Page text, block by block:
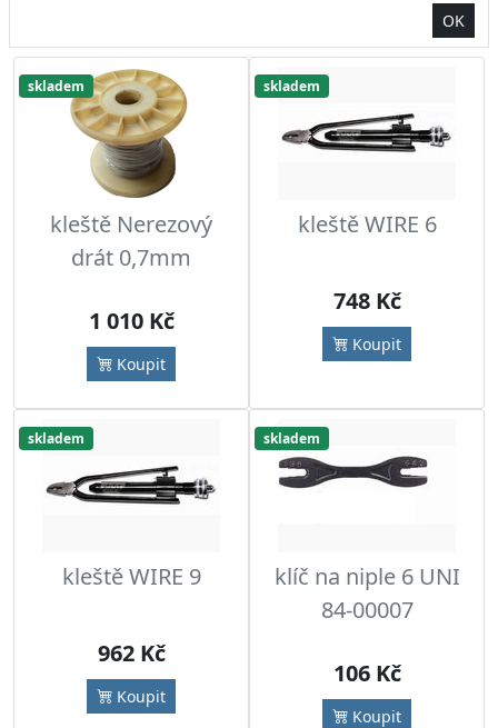
OK
skladem
kleště Nerezový
drát 0,7mm
1 010 Kč
Koupit
skladem
kleště WIRE 6
748 Kč
Koupit
skladem
kleště WIRE 9
962 Kč
Koupit
skladem
klíč na niple 6 UNI
84-00007
106 Kč
Koupit